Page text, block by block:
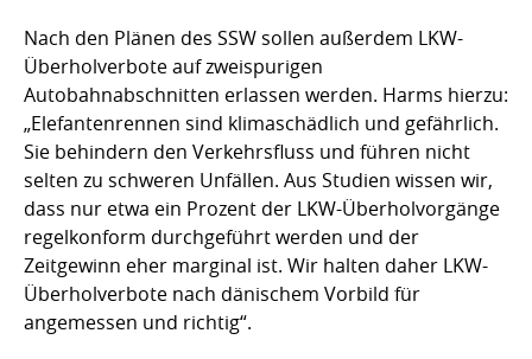
Nach den Plänen des SSW sollen außerdem LKW-
Überholverbote auf zweispurigen
Autobahnabschnitten erlassen werden. Harms hierzu:
„Elefantenrennen sind klimaschädlich und gefährlich.
Sie behindern den Verkehrsfluss und führen nicht
selten zu schweren Unfällen. Aus Studien wissen wir,
dass nur etwa ein Prozent der LKW-Überholvorgänge
regelkonform durchgeführt werden und der
Zeitgewinn eher marginal ist. Wir halten daher LKW-
Überholverbote nach dänischem Vorbild für
angemessen und richtig“.